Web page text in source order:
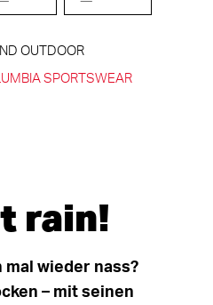
OUTDOOR
SPORTSWEAR
rain!
mal wieder nass?
– mit seinen